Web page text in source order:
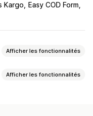
Kargo
Easy COD Form
Afficher les fonctionnalités
Afficher les fonctionnalités